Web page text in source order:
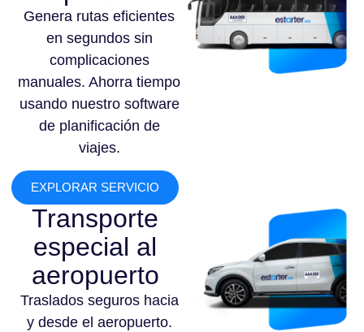
Genera rutas eficientes
en segundos sin
complicaciones
manuales. Ahorra tiempo
usando nuestro software
de planificación de
viajes.
EXPLORAR SERVICIO
Transporte
especial al
aeropuerto
Traslados seguros hacia
y desde el aeropuerto.